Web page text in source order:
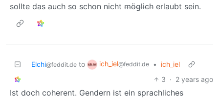
sollte das auch so schon nicht möglich erlaubt sein.
Elchi@feddit.de to ich_iel@feddit.de •
ich_iel
3 · 2 years ago
Ist doch coherent. Gendern ist ein sprachliches